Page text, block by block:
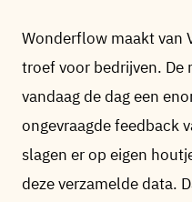
Wonderflow maakt van
troef voor bedrijven. De
vandaag de dag een
ongevraagde feedback
slagen er op eigen
deze verzamelde data.